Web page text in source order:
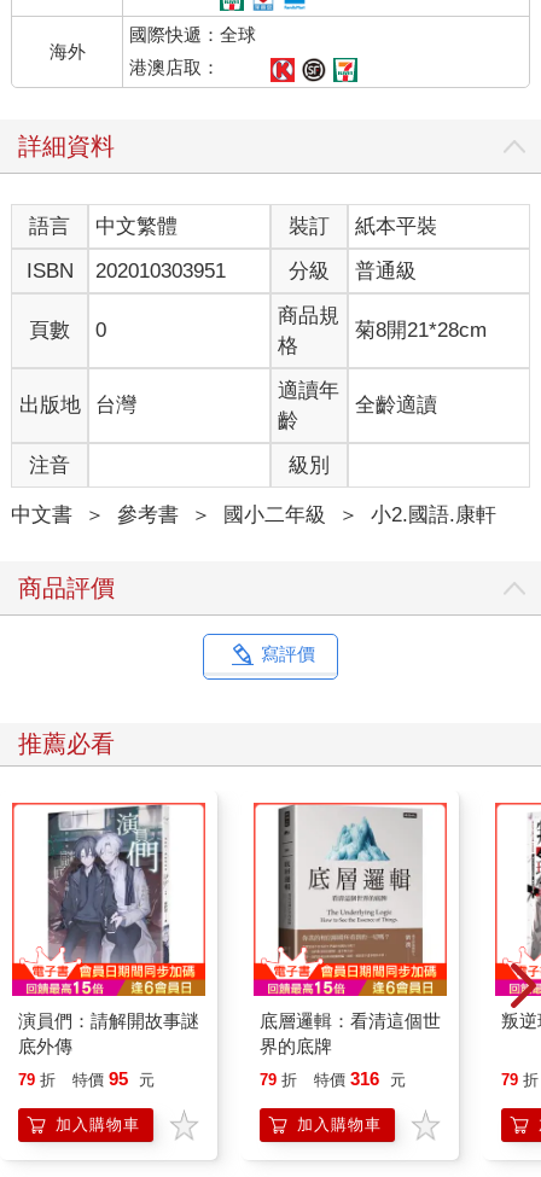
海外
國際快遞：全球
港澳店取：
詳細資料
語言 中文繁體 裝訂
紙本平裝
ISBN
202010303951 分級 普通級
頁數 0
商品規
格
菊8開21*28cm
出版地 台灣
適讀年
齡
全齡適讀
注音 級別
中文書 ＞ 參考書 ＞ 國小二年級 ＞ 小2.國語.康軒
商品評價
寫評價
推薦必看
演員們：請解開故事謎
底外傳
79 折 特價 95 元
加入購物車
底層邏輯：看清這個世
界的底牌
79 折 特價 316 元
加入購物車
叛逆
79 折